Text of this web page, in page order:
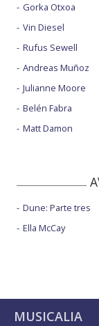
Gorka Otxoa
Vin Diesel
Rufus Sewell
Andreas Muñoz
Julianne Moore
Belén Fabra
Matt Damon
Dune: Parte tres
Ella McCay
MUSICALIA